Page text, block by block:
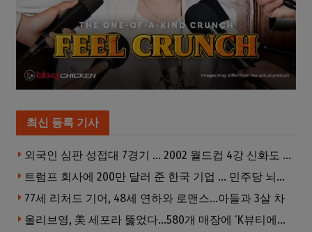
최신 등록 기사
외국인 심판 성접대 7경기 … 2002 월드컵 4강 신화도 흔들
트럼프 회사에 200만 달러 준 한국 기업 … 민주당 뇌물의혹 조사
77세 리처드 기어, 48세 연하와 로맨스…아들과 3살 차
올리브영, 美 세포라 뚫었다…580개 매장에 ‘K뷰티에딧’ 론칭